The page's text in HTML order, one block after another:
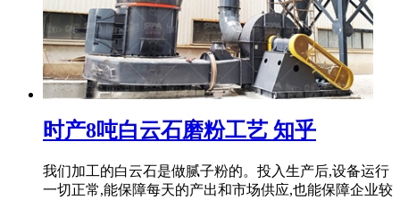
时产8吨白云石磨粉工艺 知乎
我们加工的白云石是做腻子粉的。投入生产后,设备运行
一切正常,能保障每天的产出和市场供应,也能保障企业较